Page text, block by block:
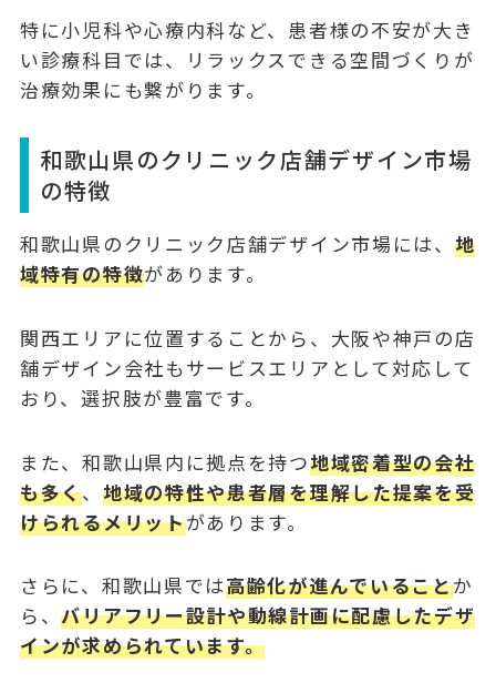
特に小児科や心療内科など、患者様の不安が大き
い診療科目では、リラックスできる空間づくりが
治療効果にも繋がります。
和歌山県のクリニック店舗デザイン市場
の特徴
和歌山県のクリニック店舗デザイン市場には、 地
域特有の特徴があります。
関西エリアに位置することから、大阪や神戸の店
舗デザイン会社もサービスエリアとして対応して
おり、選択肢が豊富です。
また、和歌山県内に拠点を持つ地域密着型の会社
も多く、 地域の特性や患者層を理解した提案を受
けられるメリットがあります。
さらに、和歌山県では高齢化が進んでいることか
ら、バリアフリー設計や動線計画に配慮したデザ
インが求められています。